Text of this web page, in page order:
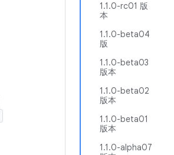
1.1.0-rc01 版
本
1.1.0-beta04
版
1.1.0-beta03
版本
1.1.0-beta02
版本
1.1.0-beta01
版本
1.1.0-alpha07